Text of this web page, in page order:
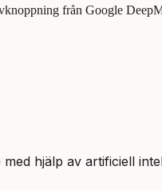
från Google
hjälp av artificiell